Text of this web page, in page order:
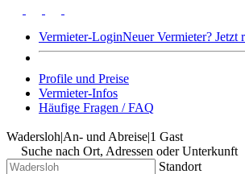
Vermieter-LoginNeuer Vermieter? Jetzt
Profile und Preise
Vermieter-Infos
Häufige Fragen / FAQ
Wadersloh|An- und Abreise|1 Gast
Suche nach Ort, Adressen oder Unterkunft
Standort